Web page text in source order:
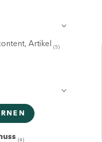
Artikel (5)
(4)